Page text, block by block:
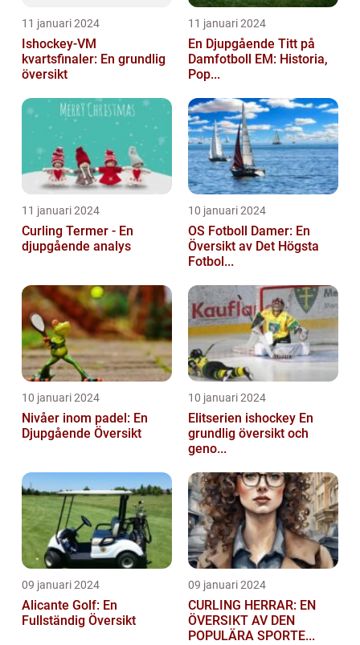
11 januari 2024
Ishockey-VM
kvartsfinaler: En grundlig
översikt
11 januari 2024
En Djupgående Titt på
Damfotboll EM: Historia,
Pop...
11 januari 2024
Curling Termer - En
djupgående analys
10 januari 2024
OS Fotboll Damer: En
Översikt av Det Högsta
Fotbol...
10 januari 2024
Nivåer inom padel: En
Djupgående Översikt
10 januari 2024
Elitserien ishockey En
grundlig översikt och
geno...
09 januari 2024
Alicante Golf: En
Fullständig Översikt
09 januari 2024
CURLING HERRAR: EN
ÖVERSIKT AV DEN
POPULÄRA SPORTE...